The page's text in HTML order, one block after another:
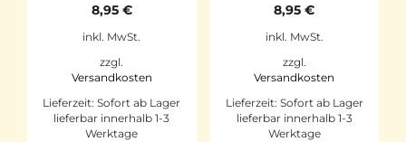
8,95 €
inkl. MwSt.
zzgl.
Versandkosten
Lieferzeit:Sofort ab Lager
lieferbar innerhalb 1-3
Werktage
8,95€
inkl. MwSt.
zzgl.
Versandkosten
Lieferzeit: Sofort ab Lager
lieferbar innerhalb 1-3
Werktage